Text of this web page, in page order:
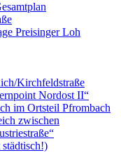
Preisinger Loh
Kirchfeldstraße
Nordost II“
im Ortsteil Pfrombach
zwischen